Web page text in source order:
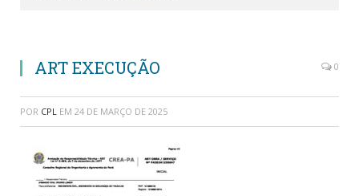
ART EXECUÇÃO 0
POR CPL EM 24 DE MARÇO DE 2025